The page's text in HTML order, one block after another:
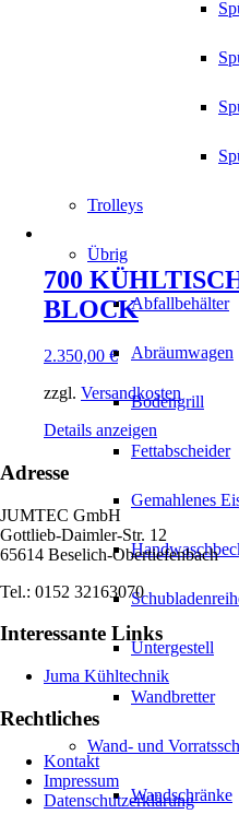
Trolleys
Übrig
Abfallbehälter
Abräumwagen
Bodengrill
Fettabscheider
Gemahlenes
Untergestell
Wandbretter
Wand- und
Wandschränke
700
BLOCK
2.350,00 €
zzgl. Versandkosten
Details anzeigen
Adresse
JUMTEC GmbH
Gottlieb-Daimler-Str. 12
65614 Beselich-Obertiefenbach
Tel.: 0152 32163070
Interessante Links
Juma Kühltechnik
Rechtliches
Kontakt
Impressum
Datenschutzerklärung